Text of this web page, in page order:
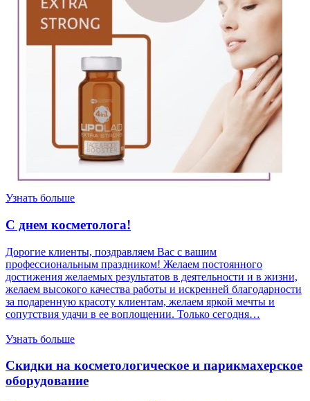
Узнать больше
С днем косметолога!
Дорогие клиенты, поздравляем Вас с вашим
профессиональным праздником! Желаем постоянного
достижения желаемых результатов в деятельности и в жизни,
желаем высокого качества работы и искренней благодарности
за подаренную красоту клиентам, желаем яркой мечты и
сопутствия удачи в ее воплощении. Только сегодня…
Узнать больше
Скидки на косметологическое и парикмахерское
оборудование